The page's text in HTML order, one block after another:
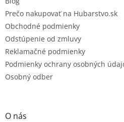
Prečo nakupovať na Hubarstvo.sk
Obchodné podmienky
Odstúpenie od zmluvy
Reklamačné podmienky
Podmienky ochrany osobných
Osobný odber
O nás